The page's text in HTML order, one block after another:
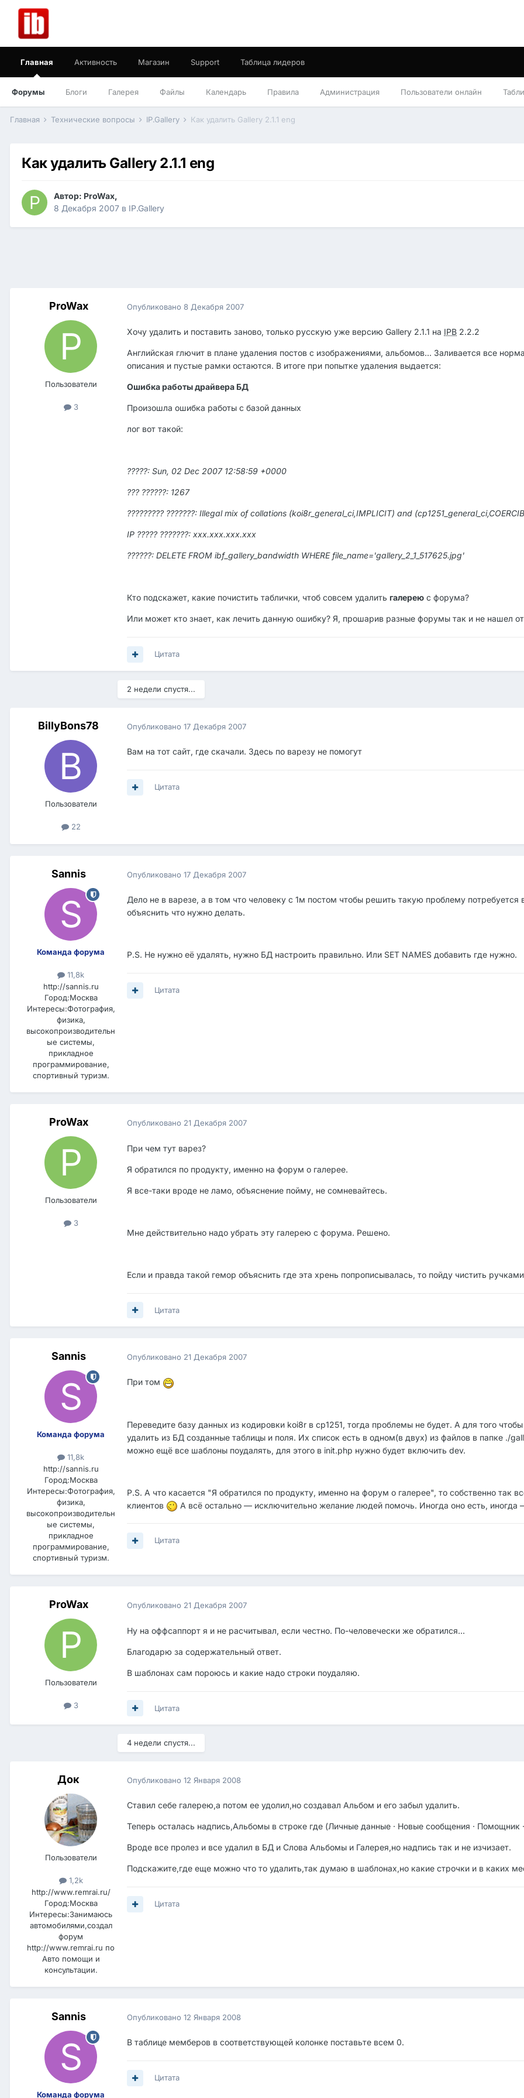
Главная
Форумы Блоги Галерея Файлы Календарь Правила Администрация Пользователи онлайн
Активность Магазин Support Таблица лидеров
Главная Технические вопросы IP.Gallery Как удалить Gallery 2.1.1 eng
Как удалить Gallery 2.1.1 eng
Автор: ProWax,
8 Декабря 2007 в IP.Gallery
ProWax
Пользователи
3
Опубликовано 8 Декабря 2007
Хочу удалить и поставить заново, только русскую уже версию Gallery 2.1.1 на IPB 2.2.2
Английская глючит в плане удаления постов с изображениями, альбомов... Заливается все
описания и пустые рамки остаются. В итоге при попытке удаления выдается:
Ошибка работы драйвера БД
Произошла ошибка работы с базой данных
лог вот такой:
?????: Sun, 02 Dec 2007 12:58:59 +0000
??? ??????: 1267
????????? ???????: Illegal mix of collations (koi8r_general_ci,IMPLICIT) and
IP ????? ???????: ххх.ххх.ххх.ххх
??????: DELETE FROM ibf_gallery_bandwidth WHERE file_name='gallery_2_1_517625.jpg'
Кто подскажет, какие почистить таблички, чтоб совсем удалить галерею с форума?
Или может кто знает, как лечить данную ошибку? Я, прошарив разные форумы так и не нашел
Цитата
2 недели спустя...
BillyBons78
Пользователи
22
Опубликовано 17 Декабря 2007
Вам на тот сайт, где скачали. Здесь по варезу не помогут
Цитата
Sannis
Команда форума
11,8k
http://sannis.ru
Город:Москва
Интересы:Фотография,
физика,
высокопроизводительн
ые системы,
прикладное
программирование,
спортивный туризм.
Опубликовано 17 Декабря 2007
Дело не в варезе, а в том что человеку с 1м постом чтобы решить такую проблему
объяснить что нужно делать.
P.S. Не нужно её удалять, нужно БД настроить правильно. Или SET NAMES добавить где нужно.
Цитата
ProWax
Пользователи
3
Опубликовано 21 Декабря 2007
При чем тут варез?
Я обратился по продукту, именно на форум о галерее.
Я все-таки вроде не ламо, объяснение пойму, не сомневайтесь.
Мне действительно надо убрать эту галерею с форума. Решено.
Если и правда такой гемор объяснить где эта хрень попрописывалась, то пойду чистить
Цитата
Sannis
Команда форума
11,8k
http://sannis.ru
Город:Москва
Интересы:Фотография,
физика,
высокопроизводительн
ые системы,
прикладное
программирование,
спортивный туризм.
Опубликовано 21 Декабря 2007
При том
Переведите базу данных из кодировки koi8r в cp1251, тогда проблемы не будет. А для того
удалить из БД созданные таблицы и поля. Их список есть в одном(в двух) из файлов в папке ./
можно ещё все шаблоны поудалять, для этого в init.php нужно будет включить dev.
P.S. А что касается "Я обратился по продукту, именно на форум о галерее", то собственно так
клиентов
А всё остально — исключительно желание людей помочь. Иногда оно есть, иногда
Цитата
ProWax
Пользователи
3
Опубликовано 21 Декабря 2007
Ну на оффсаппорт я и не расчитывал, если честно. По-человечески же обратился...
Благодарю за содержательный ответ.
В шаблонах сам пороюсь и какие надо строки поудаляю.
Цитата
4 недели спустя...
Док
Пользователи
1,2k
http://www.remrai.ru/
Город:Москва
Интересы:Занимаюсь
автомобилями,создал
форум
http://www.remrai.ru по
Авто помощи и
консультации.
Опубликовано 12 Января 2008
Ставил себе галерею,а потом ее удолил,но создавал Альбом и его забыл удалить.
Теперь осталась надпись,Альбомы в строке где (Личные данные · Новые сообщения · Помощник
Вроде все пролез и все удалил в БД и Слова Альбомы и Галерея,но надпись так и не изчизает.
Подскажите,где еще можно что то удалить,так думаю в шаблонах,но какие строчки и в каких
Цитата
Sannis
Команда форума
Опубликовано 12 Января 2008
В таблице мемберов в соответствующей колонке поставьте всем 0.
Цитата